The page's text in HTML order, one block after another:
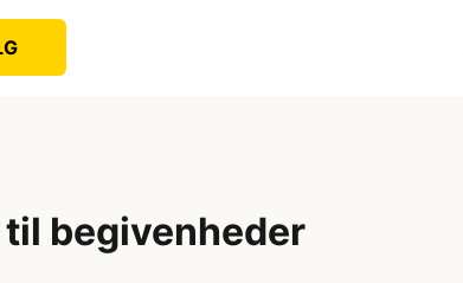
begivenheder